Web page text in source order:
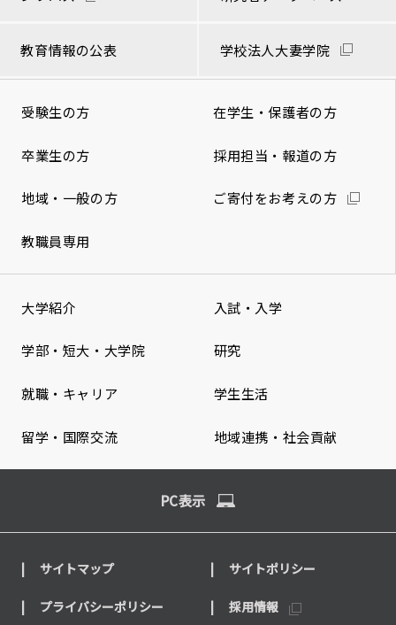
教育情報の公表 学校法人大妻学院
受験生の方 在学生・保護者の方
卒業生の方 採用担当・報道の方
地域・一般の方 ご寄付をお考えの方
教職員専用
大学紹介 入試・入学
学部・短大・大学院 研究
就職・キャリア 学生生活
留学・国際交流 地域連携・社会貢献
PC表示
サイトマップ サイトポリシー
プライバシーポリシー 採用情報